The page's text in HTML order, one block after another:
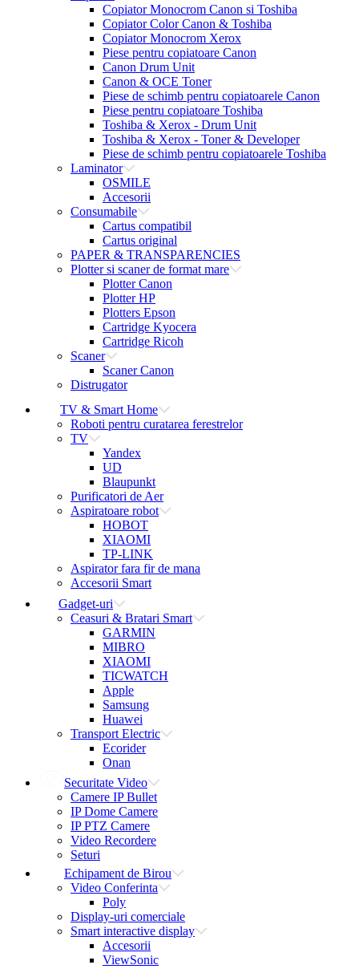
Copiator Monocrom Canon si Toshiba
Copiator Color Canon & Toshiba
Copiator Monocrom Xerox
Piese pentru copiatoare Canon
Canon Drum Unit
Canon & OCE Toner
Piese de schimb pentru copiatoarele Canon
Piese pentru copiatoare Toshiba
Toshiba & Xerox - Drum Unit
Toshiba & Xerox - Toner & Developer
Piese de schimb pentru copiatoarele Toshiba
Laminator
OSMILE
Accesorii
Consumabile
Cartus compatibil
Cartus original
PAPER & TRANSPARENCIES
Plotter si scaner de format mare
Plotter Canon
Plotter HP
Plotters Epson
Cartridge Kyocera
Cartridge Ricoh
Scaner
Scaner Canon
Distrugator
TV & Smart Home
Roboti pentru curatarea ferestrelor
TV
Yandex
UD
Blaupunkt
Purificatori de Aer
Aspiratoare robot
HOBOT
XIAOMI
TP-LINK
Aspirator fara fir de mana
Accesorii Smart
Gadget-uri
Ceasuri & Bratari Smart
GARMIN
MIBRO
XIAOMI
TICWATCH
Apple
Samsung
Huawei
Transport Electric
Ecorider
Onan
Securitate Video
Camere IP Bullet
IP Dome Camere
IP PTZ Camere
Video Recordere
Seturi
Echipament de Birou
Video Conferinta
Poly
Display-uri comerciale
Smart interactive display
Accesorii
ViewSonic